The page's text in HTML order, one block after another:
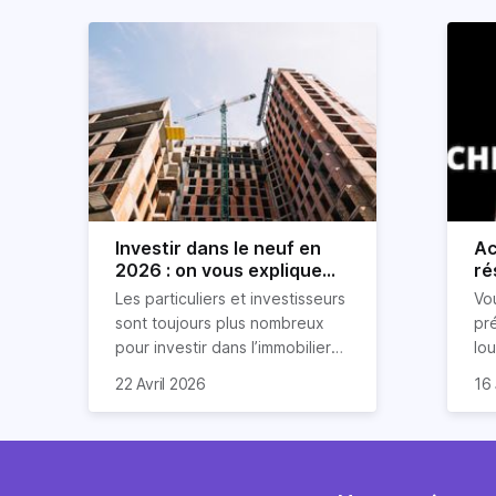
Investir dans le neuf en
2026 : on vous explique
tout !
Les particuliers et investisseurs
sont toujours plus nombreux
pour investir dans l’immobilier
expliquons tout dans cet
22 Avril 2026 16